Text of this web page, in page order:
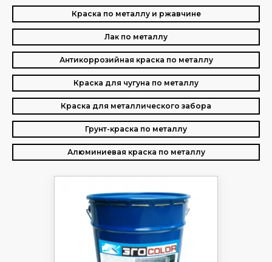
Краска по металлу и ржавчине
Лак по металлу
Антикоррозийная краска по металлу
Краска для чугуна по металлу
Краска для металлического забора
Грунт-краска по металлу
Алюминиевая краска по металлу